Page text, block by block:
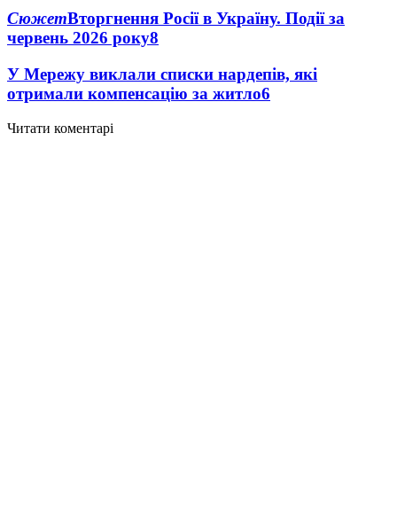
СюжетВторгнення Росії в Україну. Події за
червень 2026 року8
У Мережу виклали списки нардепів, які
отримали компенсацію за житло6
Читати коментарі